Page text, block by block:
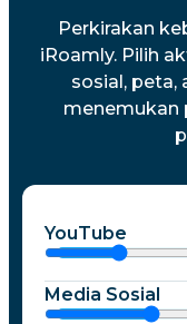
Perkirakan
iRoamly. Pilih
sosial, peta,
menemukan
YouTube
Media Sosial